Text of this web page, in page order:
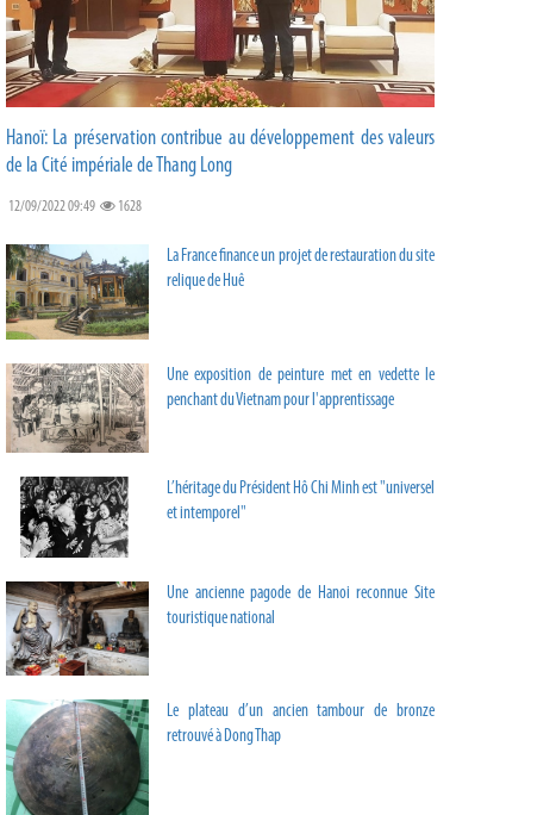
Hanoï: La préservation contribue au développement des valeurs
de la Cité impériale de Thang Long
12/09/2022 09:49 1628
La France finance un projet de restauration du site
relique de Huê
Une exposition de peinture met en vedette le
penchant du Vietnam pour l'apprentissage
L’héritage du Président Hô Chi Minh est "universel
et intemporel"
Une ancienne pagode de Hanoi reconnue Site
touristique national
Le plateau d’un ancien tambour de bronze
retrouvé à Dong Thap